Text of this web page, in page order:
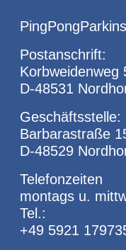
Postanschrift:
Korbweidenweg
D-48531
Geschäftsstelle:
Barbarastraße
D-48529
Telefonzeiten
montags u.
Tel.:
+49 5921